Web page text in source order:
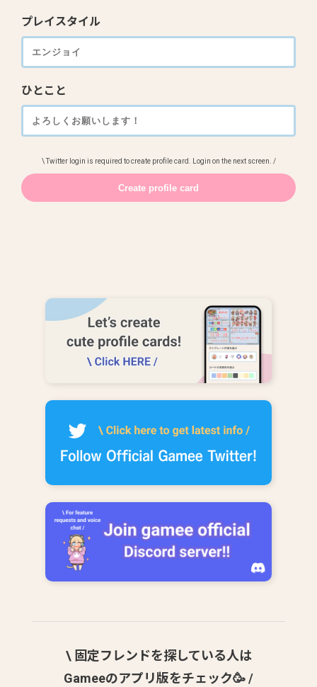
プレイスタイル
ひとこと
\ Twitter login is required to create profile card. Login on the next screen. /
\ 固定フレンドを探している人は
Gameeのアプリ版をチェック🥳 /